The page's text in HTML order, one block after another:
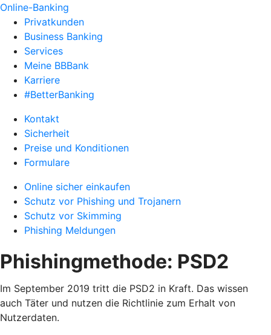
Online-Banking
Privatkunden
Business Banking
Services
Meine BBBank
Karriere
#BetterBanking
Kontakt
Sicherheit
Preise und Konditionen
Formulare
Online sicher einkaufen
Schutz vor Phishing und Trojanern
Schutz vor Skimming
Phishing Meldungen
Phishingmethode: PSD2
Im September 2019 tritt die PSD2 in Kraft. Das wissen
auch Täter und nutzen die Richtlinie zum Erhalt von
Nutzerdaten.